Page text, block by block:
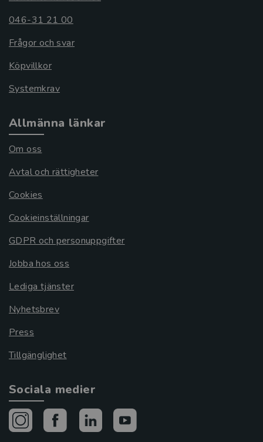
046-31 21 00
Frågor och svar
Köpvillkor
Systemkrav
Allmänna länkar
Om oss
Avtal och rättigheter
Cookies
Cookieinställningar
GDPR och personuppgifter
Jobba hos oss
Lediga tjänster
Nyhetsbrev
Press
Tillgänglighet
Sociala medier